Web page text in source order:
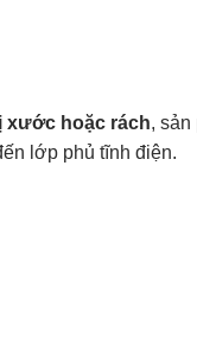
xước hoặc rách, sản
lớp phủ tĩnh điện.